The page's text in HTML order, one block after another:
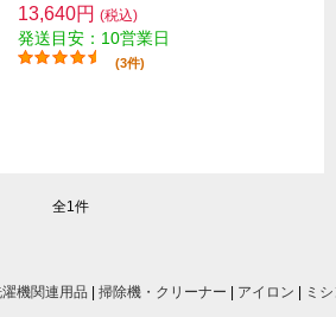
13,640円 (税込)
発送目安：10営業日
(3件)
全1件
機関連用品 掃除機・クリーナー アイロン ミ